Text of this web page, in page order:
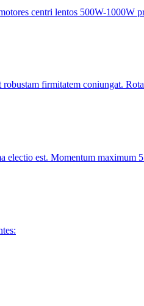
centri lentos 500W-1000W
firmitatem coniungat.
est. Momentum maximum